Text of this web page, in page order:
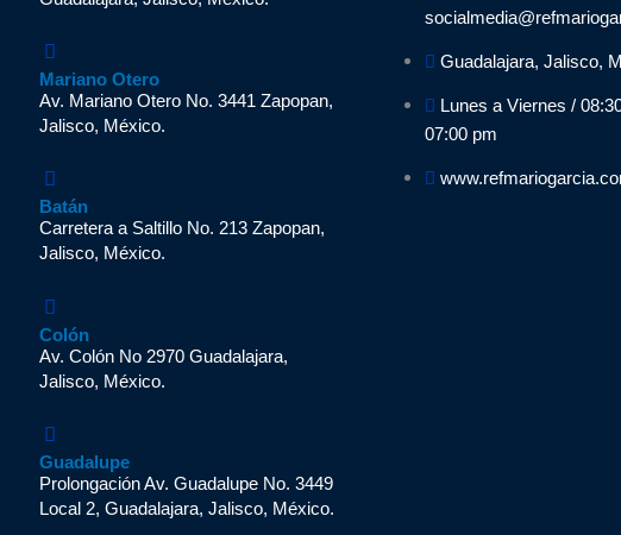
Mariano Otero
Av. Mariano Otero No. 3441 Zapopan,
Jalisco, México.
Batán
Carretera a Saltillo No. 213 Zapopan,
Jalisco, México.
Colón
Av. Colón No 2970 Guadalajara,
Jalisco, México.
Guadalupe
Prolongación Av. Guadalupe No. 3449
Local 2, Guadalajara, Jalisco, México.
Guadalajara, Jalisco,
Lunes a Viernes /
07:00 pm